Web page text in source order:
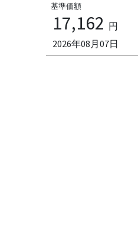
基準価額
17,162 円
2026年08月07日